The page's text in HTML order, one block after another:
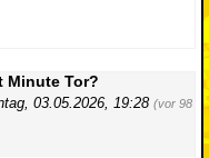
Minute Tor?
03.05.2026, 19:28 (vor 98